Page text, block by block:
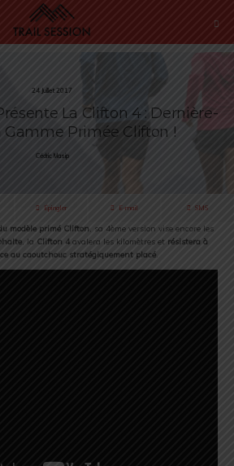
24 Juillet 2017
La Clifton 4 : Dernière-
Gamme Primée Clifton !
Cédric Masip
Épingler E-mail SMS
modèle primé Clifton, sa 4ème version vise encore les
, la Clifton 4avalera les kilomètres et résistera à
au caoutchouc stratégiquement placé